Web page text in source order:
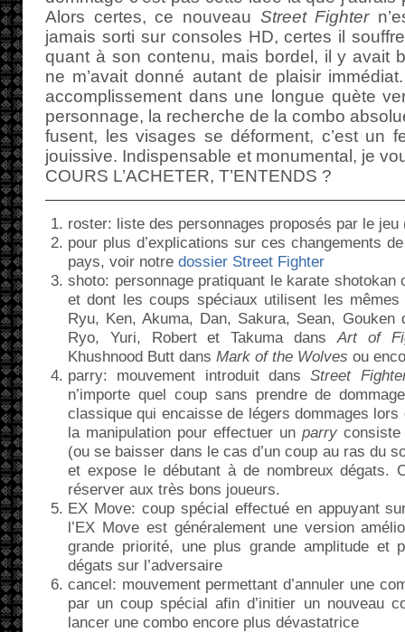
Alors certes, ce nouveau Street Fighter
jamais sorti sur consoles HD, certes il
quant à son contenu, mais bordel, il y avait
ne m’avait donné autant de plaisir
accomplissement dans une longue quète
personnage, la recherche de la combo
fusent, les visages se déforment, c’est un
jouissive. Indispensable et monumental, je
COURS L’ACHETER, T’ENTENDS ?
roster: liste des personnages proposés par le
pour plus d’explications sur ces changements
pays, voir notre dossier Street Fighter
shoto: personnage pratiquant le karate shotokan
et dont les coups spéciaux utilisent les mêmes
Ryu, Ken, Akuma, Dan, Sakura, Sean,
Ryo, Yuri, Robert et Takuma dansArt of
Khushnood Butt dans Mark of the Wolves ou
parry: mouvement introduit dansStreet
n’importe quel coup sans prendre de
classique qui encaisse de légers dommages lors
la manipulation pour effectuer un parry consiste
(ou se baisser dans le cas d’un coup au ras du
et expose le débutant à de nombreux dégats.
réserver aux très bons joueurs.
EX Move: coup spécial effectué en appuyant
l’EX Move est généralement une version
grande priorité, une plus grande amplitude et
dégats sur l’adversaire
cancel: mouvement permettant d’annuler une
par un coup spécial afin d’initier un nouveau
lancer une combo encore plus dévastatrice